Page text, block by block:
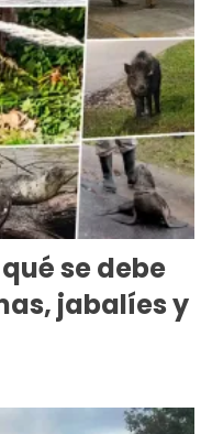
se debe
jabalíes y